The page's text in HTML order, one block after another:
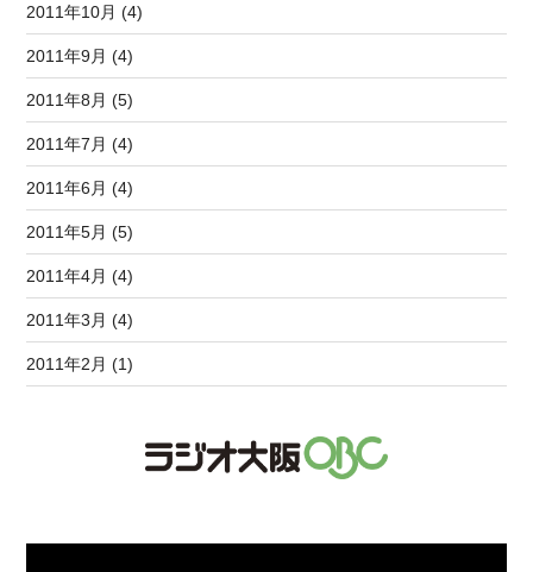
2011年10月 (4)
2011年9月 (4)
2011年8月 (5)
2011年7月 (4)
2011年6月 (4)
2011年5月 (5)
2011年4月 (4)
2011年3月 (4)
2011年2月 (1)